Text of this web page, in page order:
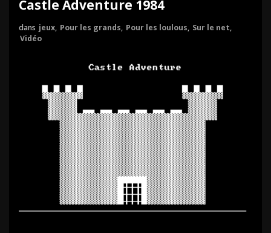
Castle Adventure 1984
dans jeux, Pour les grands, Pour les loulous, Sur le net,
Vidéo